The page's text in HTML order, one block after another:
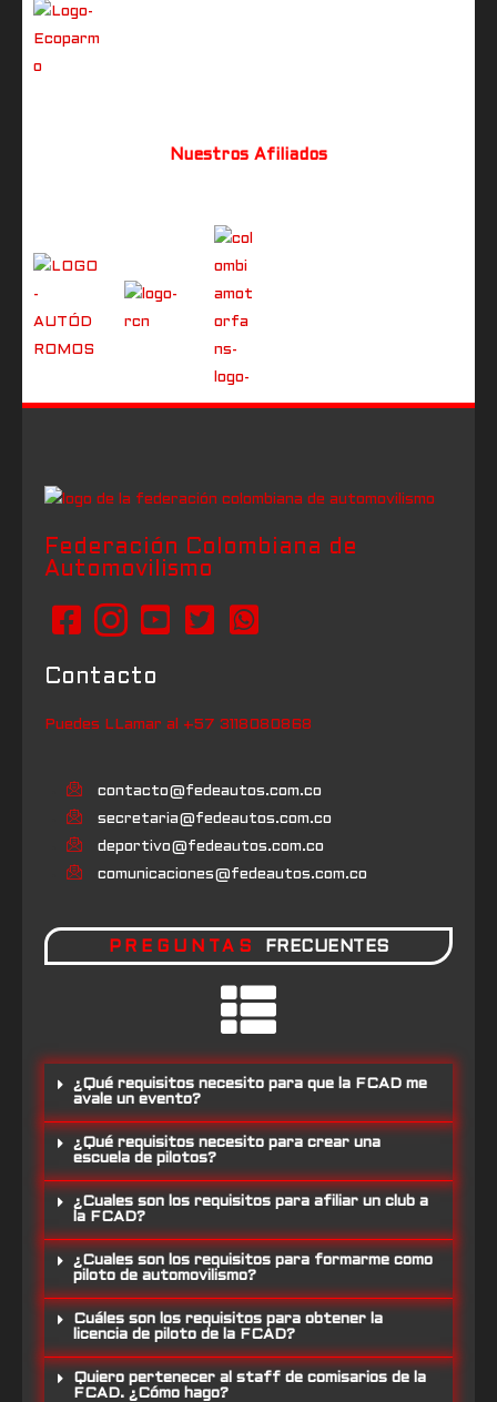
Nuestros Afiliados
Federación Colombiana de
Automovilismo
Contacto
Puedes LLamar al +57 3118080868
contacto@fedeautos.com.co
secretaria@fedeautos.com.co
deportivo@fedeautos.com.co
comunicaciones@fedeautos.com.co
PREGUNTAS FRECUENTES
¿Qué requisitos necesito para que la FCAD me
avale un evento?
¿Qué requisitos necesito para crear una
escuela de pilotos?
¿Cuales son los requisitos para afiliar un club a
la FCAD?
¿Cuales son los requisitos para formarme como
piloto de automovilismo?
Cuáles son los requisitos para obtener la
licencia de piloto de la FCAD?
Quiero pertenecer al staff de comisarios de la
FCAD. ¿Cómo hago?